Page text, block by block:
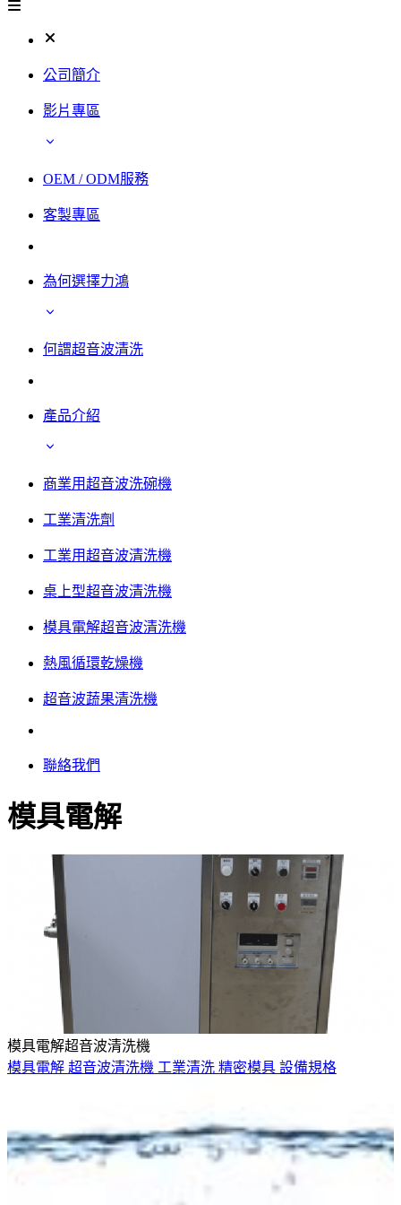
公司簡介
影片專區
OEM / ODM服務
客製專區
為何選擇力鴻
何謂超音波清洗
產品介紹
商業用超音波洗碗機
工業清洗劑
工業用超音波清洗機
桌上型超音波清洗機
模具電解超音波清洗機
熱風循環乾燥機
超音波蔬果清洗機
聯絡我們
模具電解
模具電解超音波清洗機
模具電解 超音波清洗機 工業清洗 精密模具 設備規格